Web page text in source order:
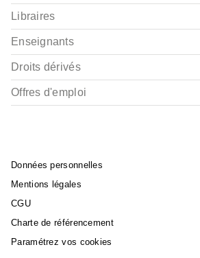
Jean Gotteland
02/05/2024
Libraires
Enseignants
Droits dérivés
Offres d'emploi
Données personnelles
Mentions légales
CGU
Charte de référencement
Paramétrez vos cookies